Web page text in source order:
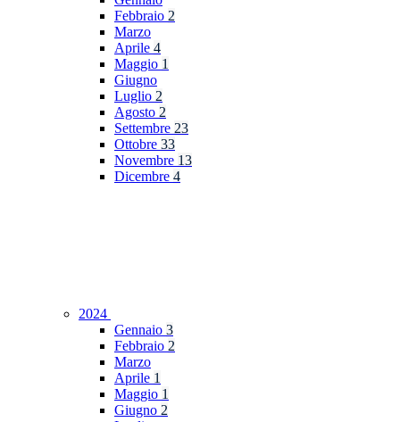
Febbraio 2
Marzo
Aprile 4
Maggio 1
Giugno
Luglio 2
Agosto 2
Settembre 23
Ottobre 33
Novembre 13
Dicembre 4
2024
Gennaio 3
Febbraio 2
Marzo
Aprile 1
Maggio 1
Giugno 2